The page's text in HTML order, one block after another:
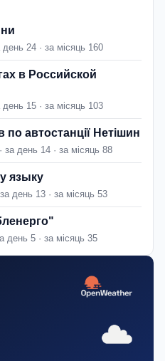
день 24 · за місяць 160
в Российской
день 15 · за місяць 103
по автостанції Нетішин
за день 14 · за місяць 88
языку
день 13 · за місяць 53
день 5 · за місяць 35